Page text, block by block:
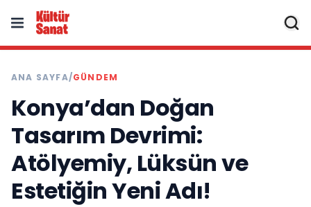
ANA SAYFA/GÜNDEM
Konya’dan Doğan
Tasarım Devrimi:
Atölyemiy, Lüksün ve
Estetiğin Yeni Adı!